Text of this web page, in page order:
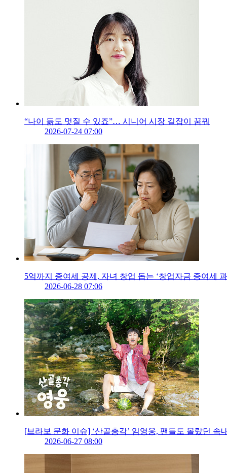
“나이 듦도 멋질 수 있죠”… 시니어 시장 길잡이 꿈꿔
2026-07-24 07:00
5억까지 증여세 공제, 자녀 창업 돕는 ‘창업자금 증여세
2026-06-28 07:06
[브라보 문화 이슈] ‘산골총각’ 임영웅, 팬들도 몰랐던 속내
2026-06-27 08:00